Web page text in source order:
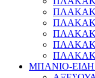
ΜΠΑΝΙΟ-ΕΙΔΗ